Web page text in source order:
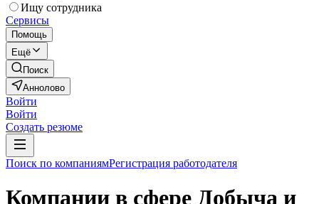
Ищу сотрудника
Сервисы
Помощь
Ещё
Поиск
Аннолово
Войти
Войти
Создать резюме
Поиск по компаниямРегистрация работодателя
Компании в сфере Добыча и